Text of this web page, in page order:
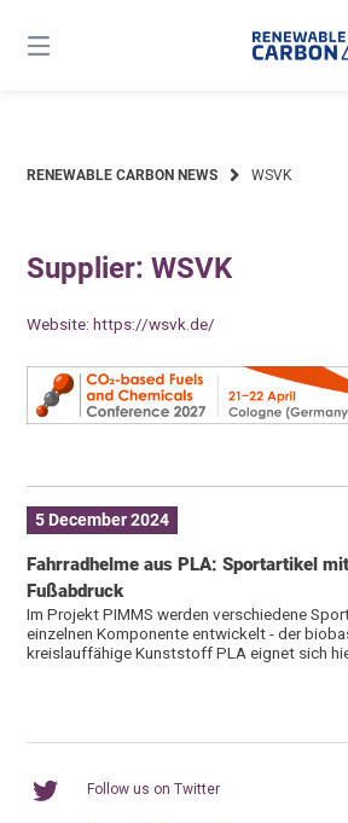
content
RENEWABLE CARBON NEWS WSVK
Supplier: WSVK
Website:https://wsvk.de/
5 December 2024
Fahrradhelme aus PLA: Sportartikel
Fußabdruck
Im Projekt PIMMS werden verschiedene
einzelnen Komponente entwickelt - der
kreislauffähige Kunststoff PLA eignet sich
Follow us on Twitter